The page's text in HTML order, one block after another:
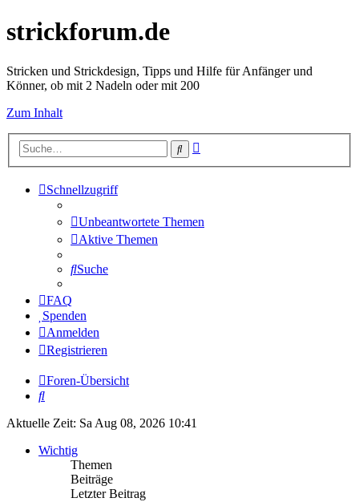
strickforum.de
Stricken und Strickdesign, Tipps und Hilfe für Anfänger und
Könner, ob mit 2 Nadeln oder mit 200
Zum Inhalt
Suche
Schnellzugriff
Unbeantwortete Themen
Aktive Themen
Suche
FAQ
Spenden
Anmelden
Registrieren
Foren-Übersicht
Suche
Aktuelle Zeit: Sa Aug 08, 2026 10:41
Wichtig
Themen
Beiträge
Letzter Beitrag